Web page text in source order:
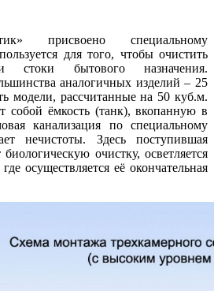
присвоено специальному
для того, чтобы очистить
бытового назначения.
аналогичных изделий – 25
модели, рассчитанные на 50 куб.м.
собой ёмкость (танк), вкопанную в
канализация по специальному
нечистоты. Здесь поступившая
очистку, осветляется
осуществляется её окончательная